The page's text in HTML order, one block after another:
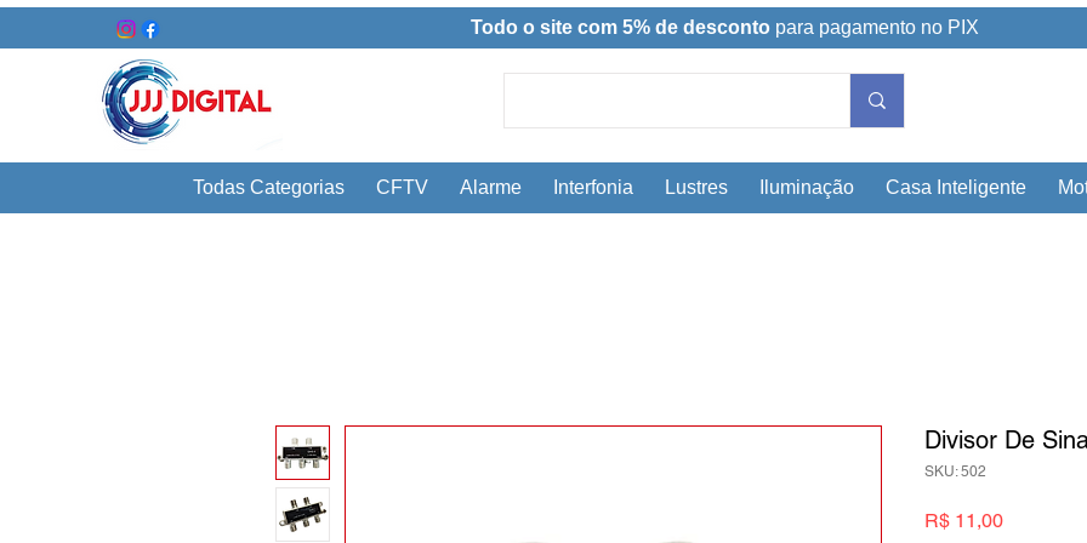
Todo o site com 5% de desconto para pagamento no PIX
Todas Categorias CFTV Alarme Interfonia Lustres Iluminação Casa Inteligente
Divisor De
SKU: 502
R$ 11,00Preço